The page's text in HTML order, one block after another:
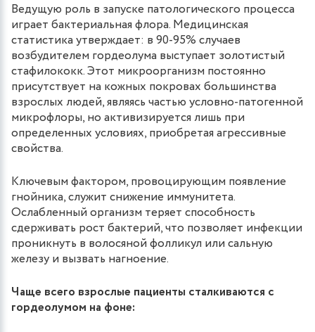
Ведущую роль в запуске патологического процесса
играет бактериальная флора. Медицинская
статистика утверждает: в 90-95% случаев
возбудителем гордеолума выступает золотистый
стафилококк. Этот микроорганизм постоянно
присутствует на кожных покровах большинства
взрослых людей, являясь частью условно-патогенной
микрофлоры, но активизируется лишь при
определенных условиях, приобретая агрессивные
свойства.
Ключевым фактором, провоцирующим появление
гнойника, служит снижение иммунитета.
Ослабленный организм теряет способность
сдерживать рост бактерий, что позволяет инфекции
проникнуть в волосяной фолликул или сальную
железу и вызвать нагноение.
Чаще всего взрослые пациенты сталкиваются с
гордеолумом на фоне: